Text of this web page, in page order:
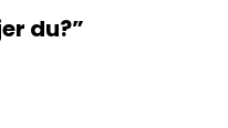
du?”